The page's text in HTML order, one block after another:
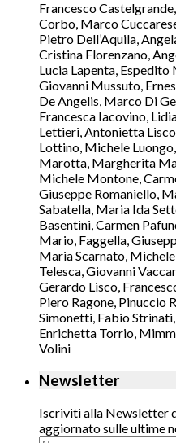
Francesco
Corbo, Marco
Pietro Dell’Aquila,
Cristina Florenzano,
Lucia Lapenta,
Giovanni Mussuto,
De Angelis, Marco Di
Francesca Iacovino,
Lettieri, Antonietta
Lottino, Michele
Marotta, Margherita
Michele Montone,
Giuseppe Romaniello,
Sabatella, Maria Ida
Basentini, Carmen
Mario, Faggella,
Maria Scarnato,
Telesca, Giovanni
Gerardo Lisco,
Piero Ragone, Pinuccio
Simonetti, Fabio
Enrichetta Torrio,
Volini
Newsletter
Iscriviti alla Newsletter
aggiornato sulle ultime